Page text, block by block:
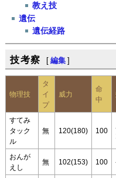
教え技
遺伝
遺伝経路
技考察 [ 編集 ]
物理技
タ
イ
プ
威力
命
中
すてみ
タック
ル
無 120(180) 100
おんが
えし
無 102(153) 100